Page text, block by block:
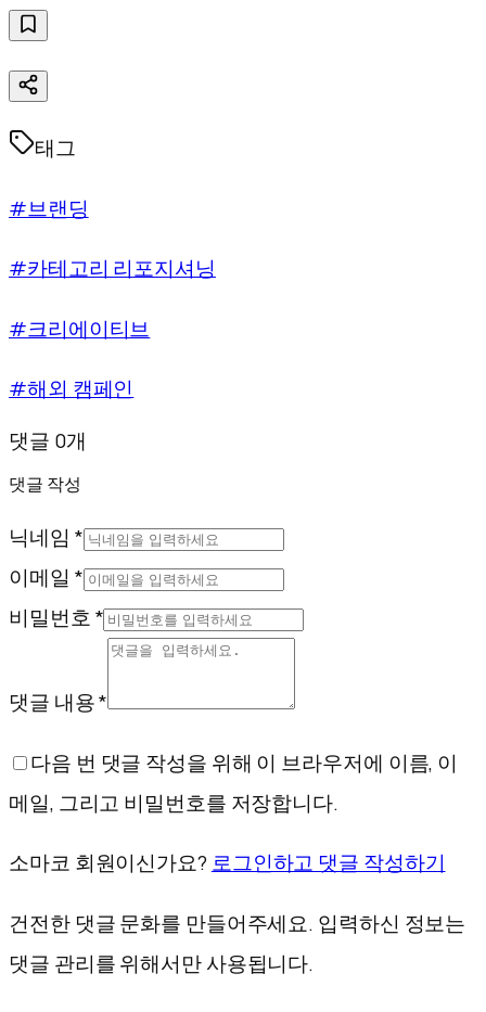
태그
#브랜딩
#카테고리 리포지셔닝
#크리에이티브
#해외 캠페인
댓글 0개
댓글 작성
닉네임 *
이메일 *
비밀번호 *
댓글 내용 *
다음 번 댓글 작성을 위해 이 브라우저에 이름, 이
메일, 그리고 비밀번호를 저장합니다.
소마코 회원이신가요? 로그인하고 댓글 작성하기
건전한 댓글 문화를 만들어주세요. 입력하신 정보는
댓글 관리를 위해서만 사용됩니다.